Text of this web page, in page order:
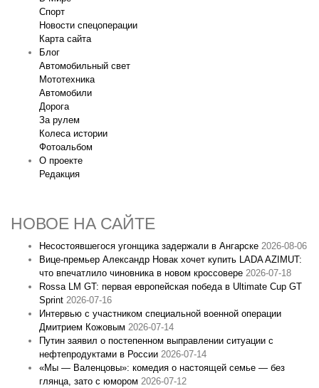
Спорт
Новости спецоперации
Карта сайта
Блог
Автомобильный свет
Мототехника
Автомобили
Дорога
За рулем
Колеса истории
Фотоальбом
О проекте
Редакция
НОВОЕ НА САЙТЕ
Несостоявшегося угонщика задержали в Ангарске 2026-08-06
Вице‑премьер Александр Новак хочет купить LADA AZIMUT:
что впечатлило чиновника в новом кроссовере 2026-07-18
Rossa LM GT: первая европейская победа в Ultimate Cup GT
Sprint 2026-07-16
Интервью с участником специальной военной операции
Дмитрием Кожовым 2026-07-14
Путин заявил о постепенном выправлении ситуации с
нефтепродуктами в России 2026-07-14
«Мы — Валенцовы»: комедия о настоящей семье — без
глянца, зато с юмором 2026-07-12